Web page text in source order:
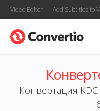
Video Editor Add Subtitles to
Конвертация